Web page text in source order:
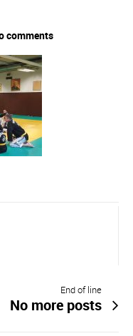
comments
End of line
No more posts